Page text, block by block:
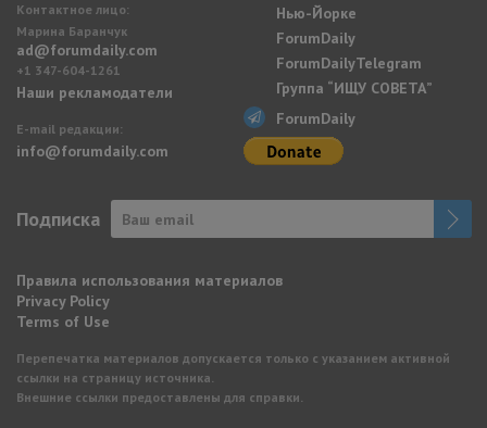
Контактное лицо:
Марина Баранчук
ad@forumdaily.com
+1 347-604-1261
Наши рекламодатели
E-mail редакции:
info@forumdaily.com
Нью-Йорке
ForumDaily
ForumDailyTelegram
Группа “ИЩУ СОВЕТА”
ForumDaily
Подписка
Правила использования материалов
Privacy Policy
Terms of Use
Перепечатка материалов допускается только с указанием активной
ссылки на страницу источника.
Внешние ссылки предоставлены для справки.